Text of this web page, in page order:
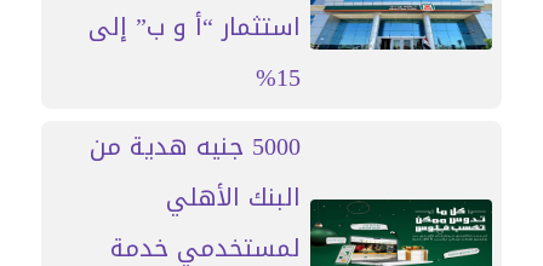
استثمار “أ و ب” إلى
15%
5000 جنيه هدية من
البنك الأهلي
لمستخدمي خدمة